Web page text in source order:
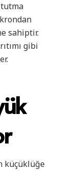
sahiptir.
gibi
küçüklüğe